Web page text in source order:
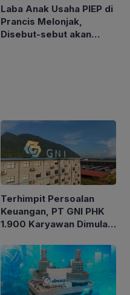
Laba Anak Usaha PIEP di
Prancis Melonjak,
Disebut-sebut akan
Terhimpit Persoalan
Keuangan, PT GNI PHK
1.900 Karyawan Dimulai